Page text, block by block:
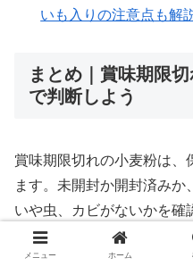
いも入りの注意点も解
まとめ｜賞味期限
で判断しよう
賞味期限切れの小麦粉は、
ます。未開封か開封済みか
いや虫、カビがないかを確
しないことが大切です。
メニュー ホーム